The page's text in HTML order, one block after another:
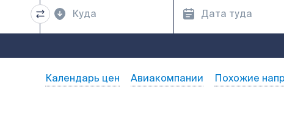
Календарь цен Авиакомпании Похожие